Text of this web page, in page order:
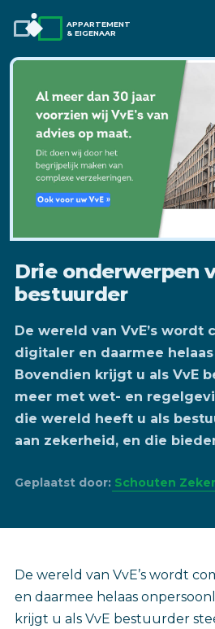
APPARTEMENT
& EIGENAAR
Drie onderwerpen
bestuurder
De wereld van VvE’s wordt
digitaler en daarmee
Bovendien krijgt u als VvE
meer met wet- en
die wereld heeft u als
aan zekerheid, en die
Geplaatst door: Schouten
De wereld van VvE’s wordt
en daarmee helaas
krijgt u als VvE bestuurder